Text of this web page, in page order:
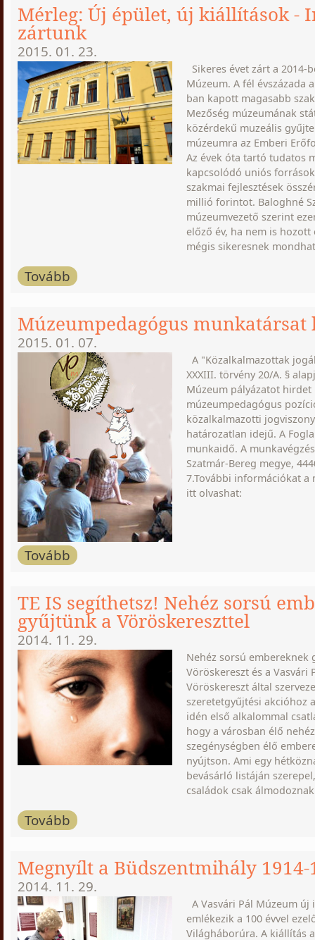
Mérleg: Új épület, új kiállítások -
zártunk
2015. 01. 23.
Sikeres évet zárt a 2014-
Múzeum. A fél évszázada
ban kapott magasabb
Mezőség múzeumának
közérdekű muzeális
múzeumra az Emberi
Az évek óta tartó tudatos
kapcsolódó uniós
szakmai fejlesztések
millió forintot. Baloghné
múzeumvezető szerint
előző év, ha nem is
mégis sikeresnek
Tovább
Múzeumpedagógus munkatársat
2015. 01. 07.
A "Közalkalmazottak
XXXIII. törvény 20/A. §
Múzeum pályázatot
múzeumpedagógus
közalkalmazotti
határozatlan idejű. A
munkaidő. A
Szatmár-Bereg megye,
7.További információkat
itt olvashat:
Tovább
TE IS segíthetsz! Nehéz sorsú
gyűjtünk a Vöröskereszttel
2014. 11. 29.
Nehéz sorsú embereknek
Vöröskereszt és a Vasvári
Vöröskereszt által
szeretetgyűjtési akcióhoz
idén első alkalommal
hogy a városban élő
szegénységben élő
nyújtson. Ami egy
bevásárló listáján
családok csak
Tovább
Megnyílt a Büdszentmihály 1914-
2014. 11. 29.
A Vasvári Pál Múzeum
emlékezik a 100 évvel
Világháborúra. A kiállítás